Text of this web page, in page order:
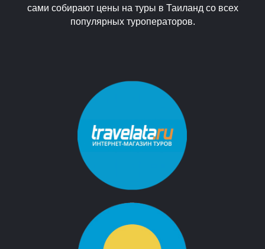
сами собирают цены на туры в Таиланд со всех
популярных туроператоров.